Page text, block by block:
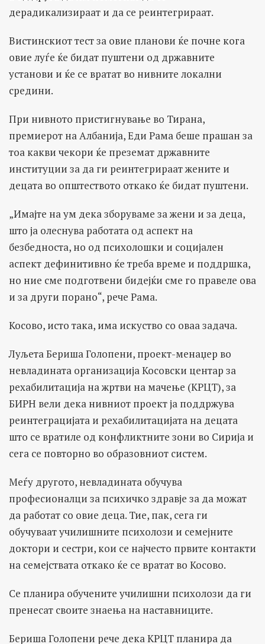
дерадикализираат и да се реинтегрираат.
Вистинскиот тест за овие планови ќе почне кога
овие луѓе ќе бидат пуштени од државните
установи и ќе се вратат во нивните локални
средини.
При нивното пристигнување во Тирана,
премиерот на Албанија, Еди Рама беше прашан за
тоа какви чекори ќе преземат државните
институции за да ги реинтегрираат жените и
децата во општеството откако ќе бидат пуштени.
„Имајте на ум дека зборуваме за жени и за деца,
што ја олеснува работата од аспект на
безбедноста, но од психолошки и социјален
аспект дефинитивно ќе треба време и поддршка,
но ние сме подготвени бидејќи сме го правеле ова
и за други порано“, рече Рама.
Косово, исто така, има искуство со оваа задача.
Луљета Бериша Голопени, проект-менаџер во
невладината организација Косовски центар за
рехабилитација на жртви на мачење (КРЦТ), за
БИРН вели дека нивниот проект ја поддржува
реинтеграцијата и рехабилитацијата на децата
што се вратиле од конфликтните зони во Сирија и
сега се повторно во образовниот систем.
Меѓу другото, невладината обучува
професионалци за психичко здравје за да можат
да работат со овие деца. Тие, пак, сега ги
обучуваат училишните психолози и семејните
доктори и сестри, кои се најчесто првите контакти
на семејствата откако ќе се вратат во Косово.
Се планира обучените училишни психолози да ги
пренесат своите знаења на наставниците.
Бериша Голопени рече дека КРЦТ планира да